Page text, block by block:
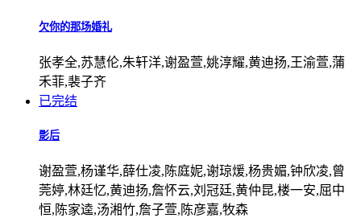
欠你的那场婚礼
张孝全,苏慧伦,朱轩洋,谢盈萱,姚淳耀,黄迪扬,王渝萱,蒲
禾菲,裴子齐
已完结
影后
谢盈萱,杨谨华,薛仕凌,陈庭妮,谢琼煖,杨贵媚,钟欣凌,曾
莞婷,林廷忆,黄迪扬,詹怀云,刘冠廷,黄仲昆,楼一安,屈中
恒,陈家逵,汤湘竹,詹子萱,陈彦嘉,牧森